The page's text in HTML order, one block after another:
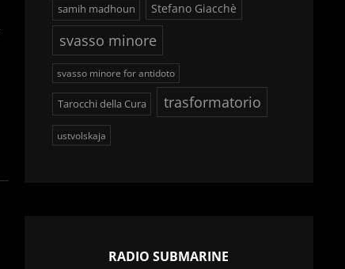
samih madhoun Stefano Giacchè
svasso minore
svasso minore for antidoto
Tarocchi della Cura trasformatorio
ustvolskaja
RADIO SUBMARINE